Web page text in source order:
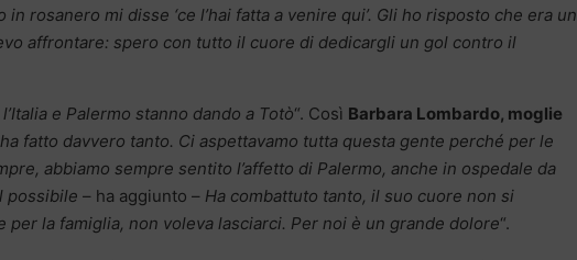
rosanero mi disse ‘ce l’hai fatta a venire qui’. Gli ho risposto che era un
affrontare: spero con tutto il cuore di dedicargli un gol contro il
e Palermo stanno dando a Totò“. Così Barbara Lombardo, moglie
fatto davvero tanto. Ci aspettavamo tutta questa gente perché per le
abbiamo sempre sentito l’affetto di Palermo, anche in ospedale da
possibile – ha aggiunto – Ha combattuto tanto, il suo cuore non si
per la famiglia, non voleva lasciarci. Per noi è un grande dolore“.